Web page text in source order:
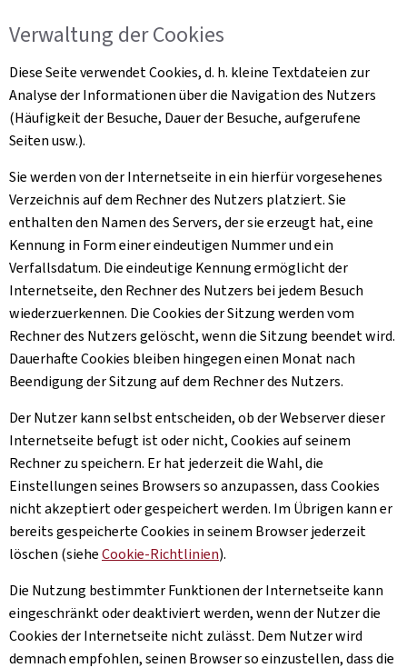
Verwaltung derCookies
Diese Seite verwendetCookies, d. h. kleine Textdateien zur
Analyse der Informationen über die Navigation des Nutzers
(Häufigkeit der Besuche, Dauer der Besuche, aufgerufene
Seiten usw.).
Sie werden von der Internetseite in ein hierfür vorgesehenes
Verzeichnis auf dem Rechner des Nutzers platziert. Sie
enthalten den Namen des Servers, der sie erzeugt hat, eine
Kennung in Form einer eindeutigen Nummer und ein
Verfallsdatum. Die eindeutige Kennung ermöglicht der
Internetseite, den Rechner des Nutzers bei jedem Besuch
wiederzuerkennen. DieCookiesder Sitzung werden vom
Rechner des Nutzers gelöscht, wenn die Sitzung beendet wird.
DauerhafteCookies bleiben hingegen einen Monat nach
Beendigung der Sitzung auf dem Rechner des Nutzers.
Der Nutzer kann selbst entscheiden, ob der Webserver dieser
Internetseite befugt ist oder nicht, Cookies auf seinem
Rechner zu speichern. Er hat jederzeit die Wahl, die
Einstellungen seines Browsers so anzupassen, dassCookies
nicht akzeptiert oder gespeichert werden. Im Übrigen kann er
bereits gespeicherteCookies in seinem Browser jederzeit
löschen (sieheCookie-Richtlinien).
Die Nutzung bestimmter Funktionen der Internetseite kann
eingeschränkt oder deaktiviert werden, wenn der Nutzer die
Cookiesder Internetseite nicht zulässt. Dem Nutzer wird
demnach empfohlen, seinen Browser so einzustellen, dass die